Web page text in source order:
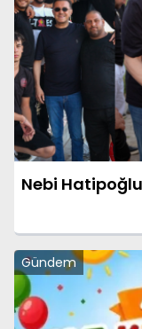
Nebi Hatipoğlu
Gündem